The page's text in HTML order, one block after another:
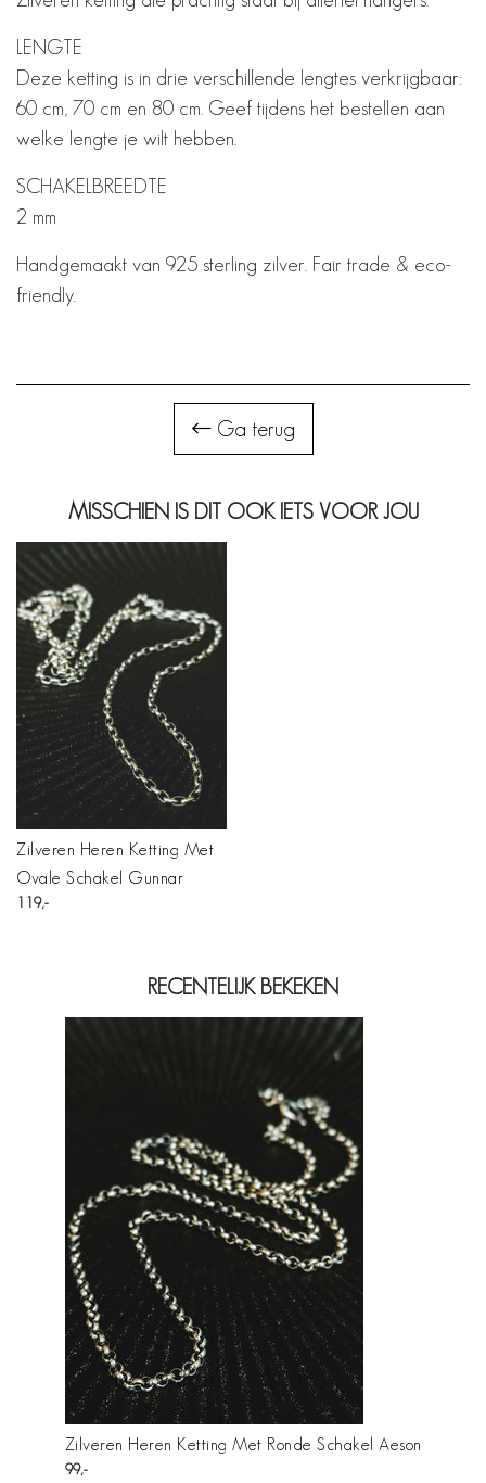
LENGTE
Deze ketting is in drie verschillende lengtes verkrijgbaar:
60 cm, 70 cm en 80 cm. Geef tijdens het bestellen aan
welke lengte je wilt hebben.
SCHAKELBREEDTE
2 mm
Handgemaakt van 925 sterling zilver. Fair trade & eco-
friendly.
Ga terug
MISSCHIEN IS DIT OOK IETS VOOR JOU
Zilveren Heren Ketting Met
Ovale Schakel Gunnar
119
RECENTELIJK BEKEKEN
Zilveren Heren Ketting Met Ronde Schakel Aeson
99